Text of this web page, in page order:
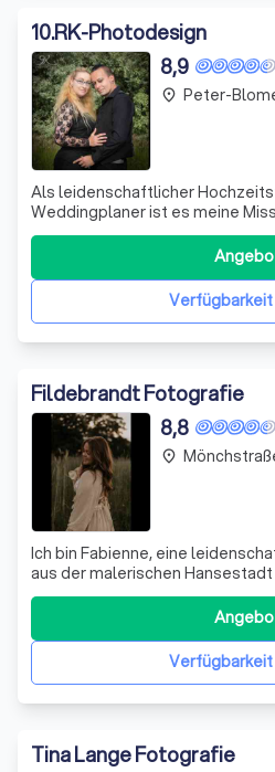
10.RK-Photodesign
8,9
Als leidenschaftlicher
Weddingplaner ist es meine
Tag in einzigartigen Bildern
dass jede Hochzeit einzigartig
die Fotografie dieses
sein. Mit meiner Kreativität un
place Peter-
Fildebrandt Fotografie
8,8
Ich bin Fabienne, eine
aus der malerischen
Kamera fange ich die
Hochzeit, Ihres Paar- oder
schaffe so Erinnerungen für die
begleite ich Paare an ihre
place
Tina Lange Fotografie